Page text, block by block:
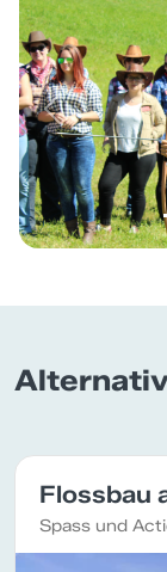
Previous
Flossbau
Spass und